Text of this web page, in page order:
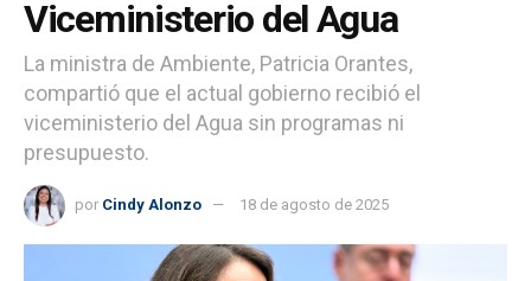
Viceministerio del Agua
La ministra de Ambiente, Patricia Orantes,
compartió que el actual gobierno recibió el
viceministerio del Agua sin programas ni
presupuesto.
por Cindy Alonzo 18 de agosto de 2025